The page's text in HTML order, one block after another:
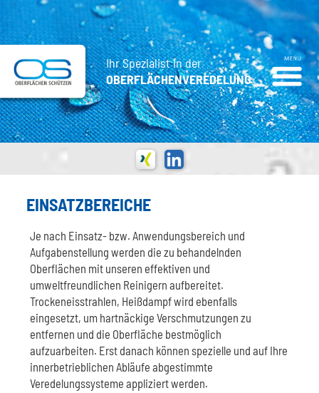
Ihr Spezialist in der
OBERFLÄCHENVEREDELUNG
EINSATZBEREICHE
Je nach Einsatz- bzw. Anwendungsbereich und
Aufgabenstellung werden die zu behandelnden
Oberflächen mit unseren effektiven und
umweltfreundlichen Reinigern aufbereitet.
Trockeneisstrahlen, Heißdampf wird ebenfalls
eingesetzt, um hartnäckige Verschmutzungen zu
entfernen und die Oberfläche bestmöglich
aufzuarbeiten. Erst danach können spezielle und auf Ihre
innerbetrieblichen Abläufe abgestimmte
Veredelungssysteme appliziert werden.